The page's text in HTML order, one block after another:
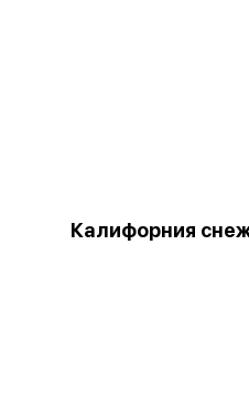
Калифорния